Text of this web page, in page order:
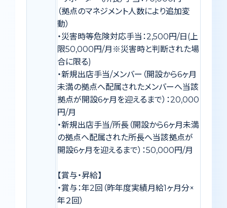
（拠点のマネジメント人数により追加変
動）
・災害時等危険対応手当：2,500円/日(上
限50,000円/月※災害時と判断された場
合に限る)
・新規出店手当/メンバー（開設から6ヶ月
未満の拠点へ配属されたメンバーへ当該
拠点が開設6ヶ月を迎えるまで）：20,000
円/月
・新規出店手当/所長（開設から6ヶ月未満
の拠点へ配属された所長へ当該拠点が
開設6ヶ月を迎えるまで）：50,000円/月
【賞与・昇給】
・賞与：年2回（昨年度実績月給1ヶ月分×
年２回）